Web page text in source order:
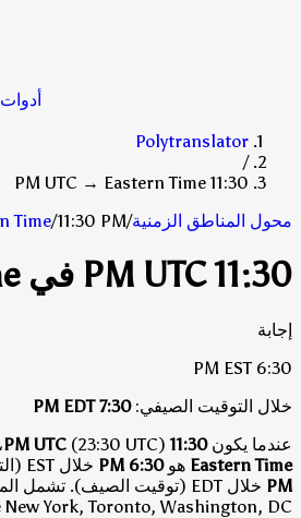
أدوات
Polytranslator
/
11:30 PM UTC → Eastern Time
محول المناطق الزمنية/
Time/11:30 PM
11:30 PM UTC في Eastern Time
إجابة
6:30 PM
EST
خلال التوقيت الصيفي: 7:30 PM
EDT
عندما يكون11:30 PM UTC (23:30 UTC)، يكون الوقت في
Eastern Time هو6:30 PM خلال EST (التوقيت القياسي)
PM خلال EDT (توقيت الصيف) .
New York, Toronto, Washington, DC.